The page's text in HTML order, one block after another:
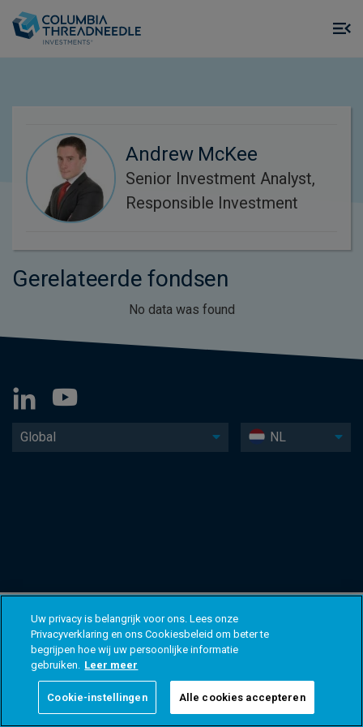
Andrew McKee
Senior Investment Analyst,
Responsible Investment
Gerelateerde fondsen
No data was found
Global NL
Uw privacy is belangrijk voor ons. Lees onze
Privacyverklaring en ons Cookiesbeleid om beter te
begrijpen hoe wij uw persoonlijke informatie
gebruiken. Leer meer
Cookie-instellingen Alle cookies accepteren